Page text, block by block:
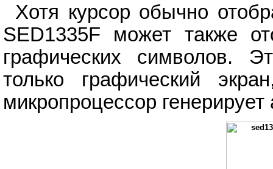
Хотя курсор обычно
SED1335F может также
графических символов.
только графический
микропроцессор